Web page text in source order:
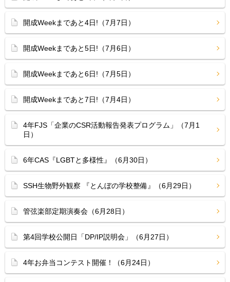
開成Weekまであと4日!（7月7日）
開成Weekまであと5日!（7月6日）
開成Weekまであと6日!（7月5日）
開成Weekまであと7日!（7月4日）
4年FJS「企業のCSR活動報告発表プログラム」（7月1
日）
6年CAS『LGBTと多様性』（6月30日）
SSH生物野外観察 『とんぼの学校整備』（6月29日）
管弦楽部定期演奏会（6月28日）
第4回学校公開日「DP/IP説明会」（6月27日）
4年お弁当コンテスト開催！（6月24日）